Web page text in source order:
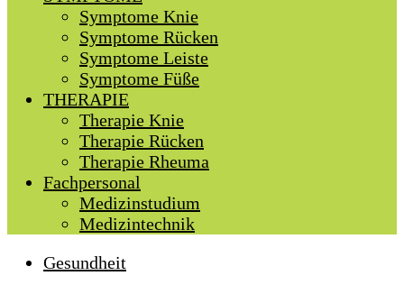
Symptome Knie
Symptome Rücken
Symptome Leiste
Symptome Füße
THERAPIE
Therapie Knie
Therapie Rücken
Therapie Rheuma
Fachpersonal
Medizinstudium
Medizintechnik
Gesundheit